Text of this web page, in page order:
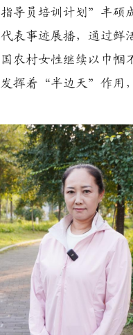
员培训计划”丰硕成
表事迹展播，通过鲜
农村女性继续以巾帼
挥着“半边天”作用